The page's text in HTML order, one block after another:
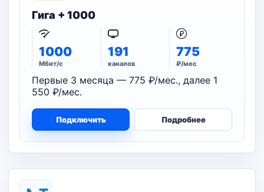
Гига + 1000
1000
Мбит/с
191
каналов
775
₽/мес
Первые 3 месяца — 775 ₽/мес., далее 1
550 ₽/мес.
Подключить Подробнее